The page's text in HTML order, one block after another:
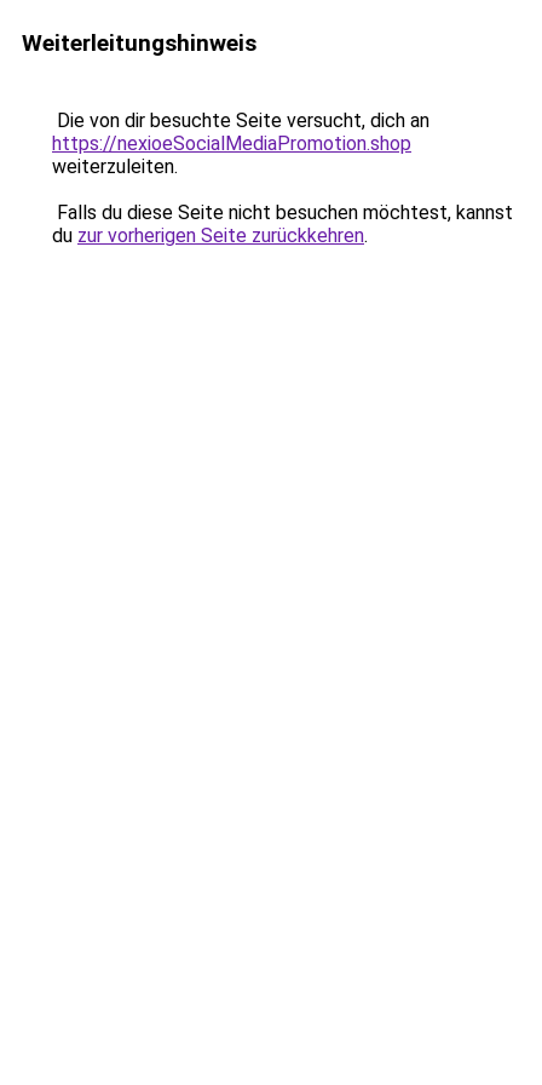
Weiterleitungshinweis
Die von dir besuchte Seite versucht, dich an
https://nexioeSocialMediaPromotion.shop
weiterzuleiten.
Falls du diese Seite nicht besuchen möchtest, kannst
du zur vorherigen Seite zurückkehren.